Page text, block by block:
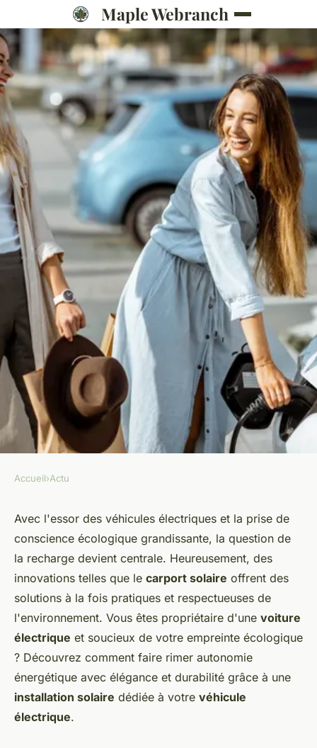
Maple Webranch
Carport solaire: un moyen
économique de recharger
votre voiture électrique
Antoine•28 mars 2024•2 min de lecture
Accueil›Actu
Avec l'essor des véhicules électriques et la prise de
conscience écologique grandissante, la question de
la recharge devient centrale. Heureusement, des
innovations telles que le carport solaire offrent des
solutions à la fois pratiques et respectueuses de
l'environnement. Vous êtes propriétaire d'une voiture
électrique et soucieux de votre empreinte écologique
? Découvrez comment faire rimer autonomie
énergétique avec élégance et durabilité grâce à une
installation solaire dédiée à votre véhicule
électrique.